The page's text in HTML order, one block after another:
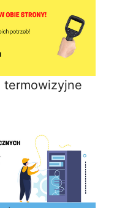
termowizyjne